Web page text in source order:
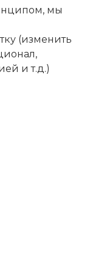
мы
(изменить
и т.д.)